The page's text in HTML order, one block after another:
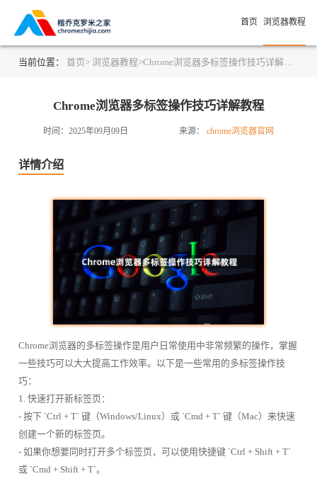
首页 浏览器教程
当前位置： 首页> 浏览器教程>Chrome浏览器多标签操作技巧详解教程
Chrome浏览器多标签操作技巧详解教程
时间：2025年09月09日 来源： chrome浏览器官网
详情介绍
Chrome浏览器的多标签操作是用户日常使用中非常频繁的操作，掌握
一些技巧可以大大提高工作效率。以下是一些常用的多标签操作技
巧：
1. 快速打开新标签页：
- 按下 `Ctrl + T` 键（Windows/Linux）或 `Cmd + T` 键（Mac）来快速
创建一个新的标签页。
- 如果你想要同时打开多个标签页，可以使用快捷键 `Ctrl + Shift + T`
或 `Cmd + Shift + T`。